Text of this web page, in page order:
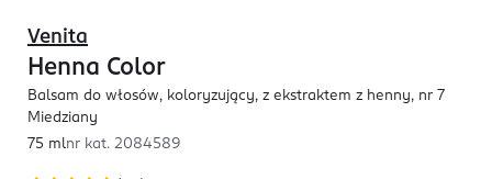
Venita
Henna Color
Balsam do włosów, koloryzujący, z ekstraktem z henny, nr 7
Miedziany
75 mlnr kat. 2084589